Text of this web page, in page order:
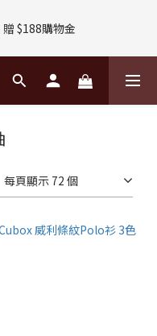
補)
$188購物金
【威靈頓 / 波士頓墨鏡】
每頁顯示 72 個